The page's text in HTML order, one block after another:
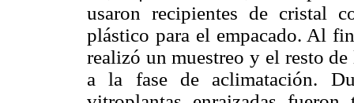
usaron recipientes de cristal
plástico para el empacado. Al
realizó un muestreo y el resto
a la fase de aclimatación.